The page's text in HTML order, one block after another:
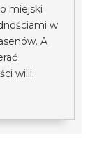
miejski
w
A
willi.